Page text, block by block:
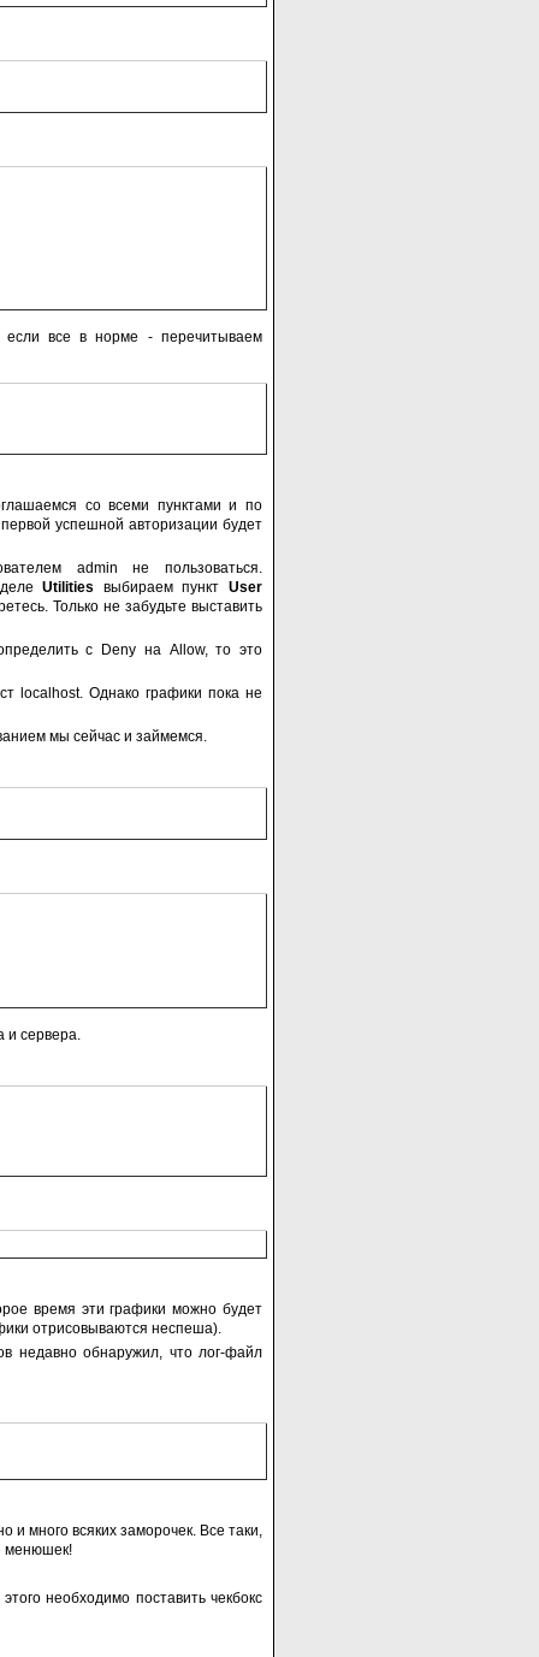
если все в норме - перечитываем
со всеми пунктами и по
успешной авторизации будет
admin не пользоваться.
Utilities выбираем пункт User
Только не забудьте выставить
с Deny на Allow, то это
localhost. Однако графики пока не
мы сейчас и займемся.
и сервера.
время эти графики можно будет
отрисовываются неспеша).
недавно обнаружил, что лог-файл
и много всяких заморочек. Все таки,
менюшек!
необходимо поставить чекбокс